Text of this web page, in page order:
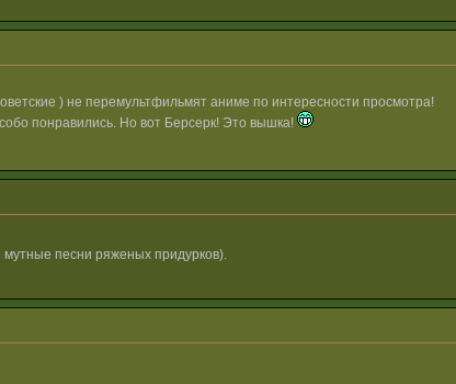
) не перемультфильмят аниме по интересности просмотра!
понравились. Но вот Берсерк! Это вышка!
мутные песни ряженых придурков).